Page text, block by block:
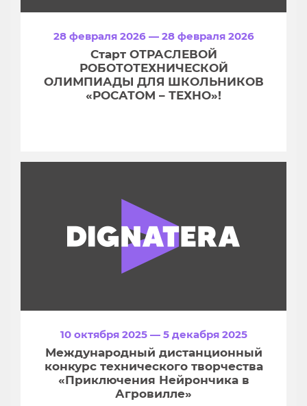
28 февраля 2026 — 28 февраля 2026
Старт ОТРАСЛЕВОЙ
РОБОТОТЕХНИЧЕСКОЙ
ОЛИМПИАДЫ ДЛЯ ШКОЛЬНИКОВ
«РОСАТОМ – ТЕХНО»!
10 октября 2025 — 5 декабря 2025
Международный дистанционный
конкурс технического творчества
«Приключения Нейрончика в
Агровилле»